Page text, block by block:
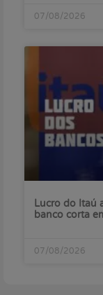
07/08/2026
Lucro do Itaú
banco corta
07/08/2026